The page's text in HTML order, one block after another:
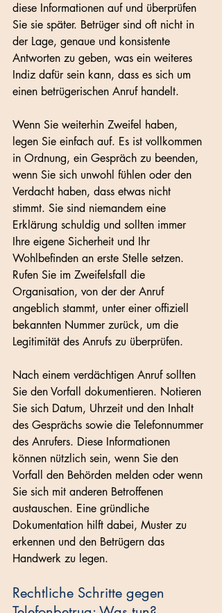
diese Informationen auf und überprüfen
Sie sie später. Betrüger sind oft nicht in
der Lage, genaue und konsistente
Antworten zu geben, was ein weiteres
Indiz dafür sein kann, dass es sich um
einen betrügerischen Anruf handelt.
Wenn Sie weiterhin Zweifel haben,
legen Sie einfach auf. Es ist vollkommen
in Ordnung, ein Gespräch zu beenden,
wenn Sie sich unwohl fühlen oder den
Verdacht haben, dass etwas nicht
stimmt. Sie sind niemandem eine
Erklärung schuldig und sollten immer
Ihre eigene Sicherheit und Ihr
Wohlbefinden an erste Stelle setzen.
Rufen Sie im Zweifelsfall die
Organisation, von der der Anruf
angeblich stammt, unter einer offiziell
bekannten Nummer zurück, um die
Legitimität des Anrufs zu überprüfen.
Nach einem verdächtigen Anruf sollten
Sie den Vorfall dokumentieren. Notieren
Sie sich Datum, Uhrzeit und den Inhalt
des Gesprächs sowie die Telefonnummer
des Anrufers. Diese Informationen
können nützlich sein, wenn Sie den
Vorfall den Behörden melden oder wenn
Sie sich mit anderen Betroffenen
austauschen. Eine gründliche
Dokumentation hilft dabei, Muster zu
erkennen und den Betrügern das
Handwerk zu legen.
Rechtliche Schritte gegen